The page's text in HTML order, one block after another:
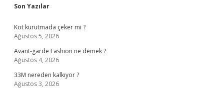
Sidebar
Son Yazılar
Kot kurutmada çeker mi ?
Ağustos 5, 2026
Avant-garde Fashion ne demek ?
Ağustos 4, 2026
33M nereden kalkıyor ?
Ağustos 3, 2026